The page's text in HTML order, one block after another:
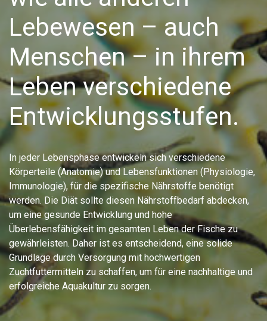
Lebewesen – auch
Menschen – in ihrem
Leben verschiedene
Entwicklungsstufen.
In jeder Lebensphase entwickeln sich verschiedene
Körperteile (Anatomie) und Lebensfunktionen (Physiologie,
Immunologie), für die spezifische Nährstoffe benötigt
werden. Die Diät sollte diesen Nährstoffbedarf abdecken,
um eine gesunde Entwicklung und hohe
Überlebensfähigkeit im gesamten Leben der Fische zu
gewährleisten. Daher ist es entscheidend, eine solide
Grundlage durch Versorgung mit hochwertigen
Zuchtfuttermitteln zu schaffen, um für eine nachhaltige und
erfolgreiche Aquakultur zu sorgen.